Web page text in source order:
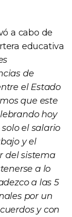
a cabo de
educativa
de
el Estado
que este
hoy
el salario
y el
del sistema
a lo
a las 5
por un
y con